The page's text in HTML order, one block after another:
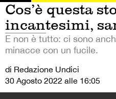
Cos’è questa
incantesimi,
E non è tutto: ci sono
minacce con un fucile.
di Redazione Undici
30 Agosto 2022 alle 16:05